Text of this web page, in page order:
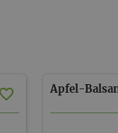
Apfel-